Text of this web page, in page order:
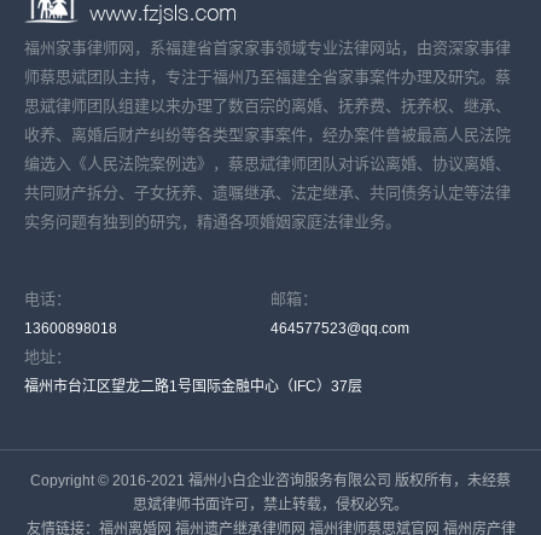
福州家事律师网，系福建省首家家事领域专业法律网站，由资深家事律
师蔡思斌团队主持，专注于福州乃至福建全省家事案件办理及研究。蔡
思斌律师团队组建以来办理了数百宗的离婚、抚养费、抚养权、继承、
收养、离婚后财产纠纷等各类型家事案件，经办案件曾被最高人民法院
编选入《人民法院案例选》，蔡思斌律师团队对诉讼离婚、协议离婚、
共同财产拆分、子女抚养、遗嘱继承、法定继承、共同债务认定等法律
实务问题有独到的研究，精通各项婚姻家庭法律业务。
电话：
13600898018
邮箱：
464577523@qq.com
地址：
福州市台江区望龙二路1号国际金融中心（IFC）37层
Copyright © 2016-2021 福州小白企业咨询服务有限公司 版权所有，未经蔡
思斌律师书面许可，禁止转载，侵权必究。
友情链接： 福州离婚网 福州遗产继承律师网 福州律师蔡思斌官网 福州房产律